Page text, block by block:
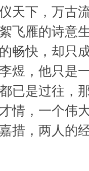
天下，万古
飞雁的诗意
畅快，却只
煜，他只是
已是过往，
情，一个伟
措，两人的